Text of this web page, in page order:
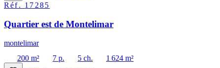
Réf. 17285
Quartier est de Montelimar
montelimar
200 m²
7 p. 5 ch.
1 624 m²